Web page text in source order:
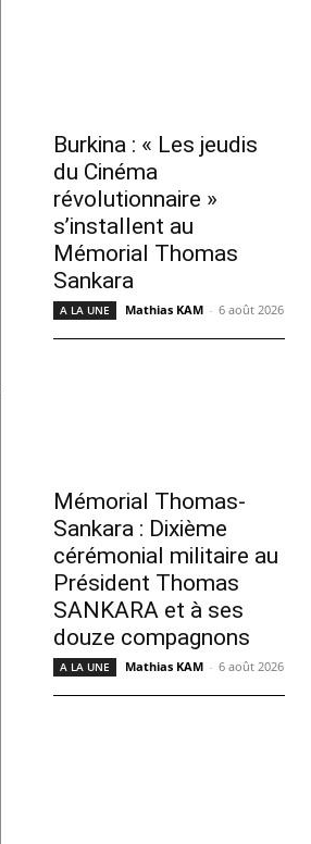
Burkina : « Les jeudis
du Cinéma
révolutionnaire »
s’installent au
Mémorial Thomas
Sankara
A LA UNE Mathias KAM - 6 août 2026
Mémorial Thomas-
Sankara : Dixième
cérémonial militaire au
Président Thomas
SANKARA et à ses
douze compagnons
A LA UNE Mathias KAM - 6 août 2026